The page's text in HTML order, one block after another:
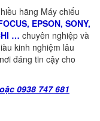
hãng Máy chiếu
, EPSON, SONY,
… chuyên nghiệp và
kinh nghiệm lâu
đáng tin cậy cho
0938 747 681